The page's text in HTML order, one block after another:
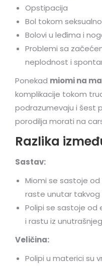
Opstipacija
Bol tokom
Bolovi u leđima i
Problemi sa
neplodnost i
Ponekad miomi na
komplikacije tokom
podrazumevaju i šest
porodilja morati na
Razlika
Sastav:
Miomi se sastoje
raste unutar takvog
Polipi se sastoje od
i rastu iz
Veličina:
Polipi u materici su